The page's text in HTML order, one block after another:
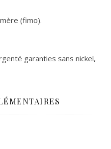
(fimo).
garanties sans nickel,